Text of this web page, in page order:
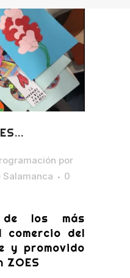
por
Salamanca
0
los más
comercio del
y promovido
ZOES